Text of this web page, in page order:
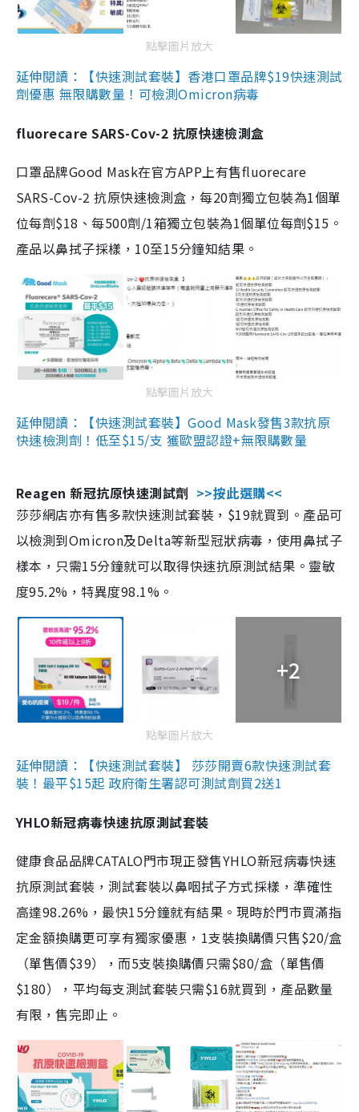
點擊圖片放大
延伸閱讀：【快速測試套裝】香港口罩品牌$19快速測試
劑優惠 無限購數量！可檢測Omicron病毒
fluorecare SARS-Cov-2 抗原快速檢測盒
口罩品牌Good Mask在官方APP上有售fluorecare
SARS-Cov-2 抗原快速檢測盒，每20劑獨立包裝為1個單
位每劑$18、每500劑/1箱獨立包裝為1個單位每劑$15。
產品以鼻拭子採樣，10至15分鐘知結果。
點擊圖片放大
延伸閱讀：【快速測試套裝】Good Mask發售3款抗原
快速檢測劑！低至$15/支 獲歐盟認證+無限購數量
Reagen 新冠抗原快速測試劑 >>按此選購<<
莎莎網店亦有售多款快速測試套裝，$19就買到。產品可
以檢測到Omicron及Delta等新型冠狀病毒，使用鼻拭子
樣本，只需15分鐘就可以取得快速抗原測試結果。靈敏
度95.2%，特異度98.1%。
+2
點擊圖片放大
延伸閱讀：【快速測試套裝】 莎莎開賣6款快速測試套
裝！最平$15起 政府衛生署認可測試劑買2送1
YHLO新冠病毒快速抗原測試套裝
健康食品品牌CATALO門市現正發售YHLO新冠病毒快速
抗原測試套裝，測試套裝以鼻咽拭子方式採樣，準確性
高達98.26%，最快15分鐘就有結果。現時於門市買滿指
定金額換購更可享有獨家優惠，1支裝換購價只售$20/盒
（單售價$39），而5支裝換購價只需$80/盒（單售價
$180），平均每支測試套裝只需$16就買到，產品數量
有限，售完即止。